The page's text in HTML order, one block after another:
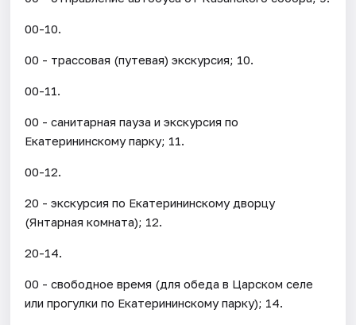
00-10.
00 - трассовая (путевая) экскурсия; 10.
00-11.
00 - санитарная пауза и экскурсия по
Екатерининскому парку; 11.
00-12.
20 - экскурсия по Екатерининскому дворцу
(Янтарная комната); 12.
20-14.
00 - свободное время (для обеда в Царском селе
или прогулки по Екатерининскому парку); 14.